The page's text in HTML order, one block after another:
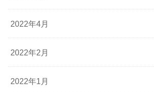
2022年4月
2022年2月
2022年1月